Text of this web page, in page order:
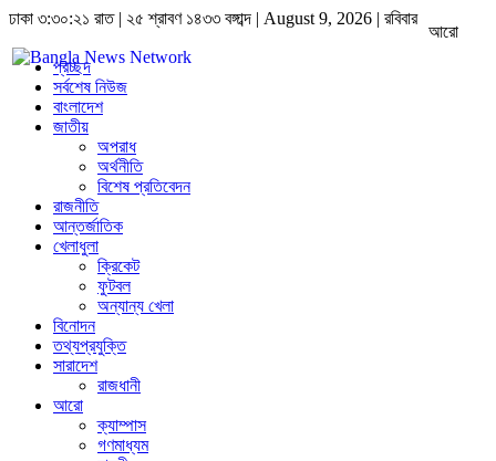
ঢাকা ৩:৩০:২১ রাত| ২৫ শ্রাবণ ১৪৩৩ বঙ্গাব্দ | August 9, 2026 | রবিবার
প্রচ্ছদ
সর্বশেষ নিউজ
বাংলাদেশ
জাতীয়
অপরাধ
অর্থনীতি
বিশেষ প্রতিবেদন
রাজনীতি
আন্তর্জাতিক
খেলাধুলা
ক্রিকেট
ফুটবল
অন্যান্য খেলা
বিনোদন
তথ্যপ্রযুক্তি
সারাদেশ
রাজধানী
আরো
ক্যাম্পাস
গণমাধ্যম
আরো